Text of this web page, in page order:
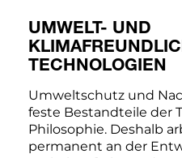
UMWELT- UND
TECHNOLOGIEN
Umweltschutz und
feste Bestandteile der
Philosophie. Deshalb
permanent an der